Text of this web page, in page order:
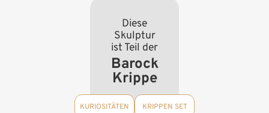
Diese
Skulptur
ist Teil der
Barock
Krippe
KURIOSITÄTEN KRIPPEN SET